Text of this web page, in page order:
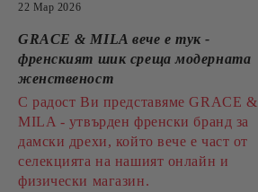
22 Мар 2026
GRACE & MILA вече е тук -
френският шик среща модерната
женственост
С радост Ви представяме GRACE &
MILA - утвърден френски бранд за
дамски дрехи, който вече е част от
селекцията на нашият онлайн и
физически магазин.